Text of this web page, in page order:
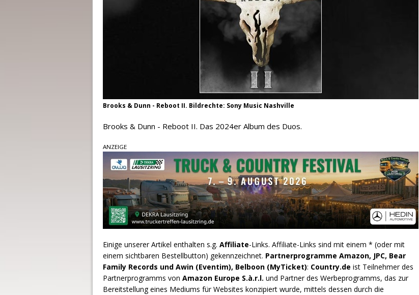
Brooks & Dunn - Reboot II. Bildrechte: Sony Music Nashville
Brooks & Dunn - Reboot II. Das 2024er Album des Duos.
ANZEIGE
Einige unserer Artikel enthalten s.g. Affiliate-Links. Affiliate-Links sind mit einem * (oder mit
einem sichtbaren Bestellbutton) gekennzeichnet. Partnerprogramme Amazon, JPC, Bear
Family Records und Awin (Eventim), Belboon (MyTicket): Country.de ist Teilnehmer des
Partnerprogramms von Amazon Europe S.à.r.l. und Partner des Werbeprogramms, das zur
Bereitstellung eines Mediums für Websites konzipiert wurde, mittels dessen durch die